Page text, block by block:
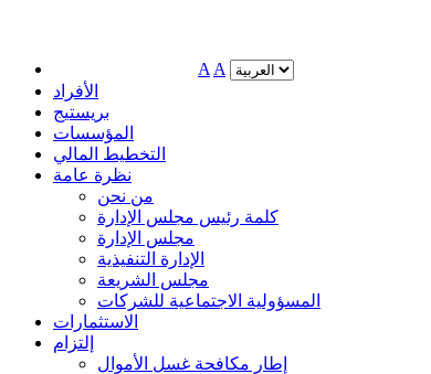
A A
الأفراد
بريستيج
المؤسسات
التخطيط المالي
نظرة عامة
من نحن
كلمة رئيس مجلس الإدارة
مجلس الإدارة
الإدارة التنفيذية
مجلس الشريعة
المسؤولية الاجتماعية للشركات
الاستثمارات
إلتزام
إطار مكافحة غسل الأموال